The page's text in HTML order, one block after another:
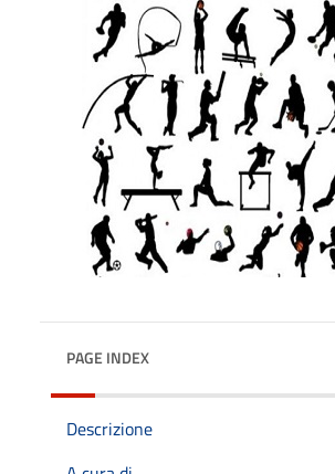
PAGE INDEX
Descrizione